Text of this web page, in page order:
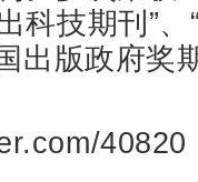
科技期刊”
出版政府奖
40820